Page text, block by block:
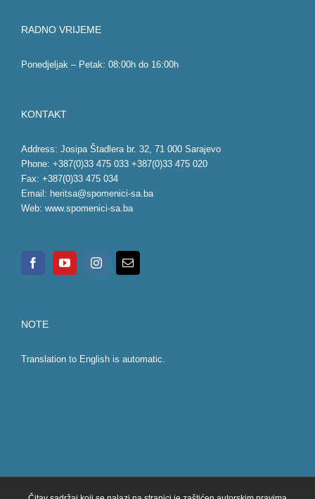
RADNO VRIJEME
Ponedjeljak – Petak: 08:00h do 16:00h
KONTAKT
Address: Josipa Štadlera br. 32, 71 000 Sarajevo
Phone: +387(0)33 475 033 +387(0)33 475 020
Fax: +387(0)33 475 034
Email: heritsa@spomenici-sa.ba
Web: www.spomenici-sa.ba
NOTE
Translation to English is automatic.